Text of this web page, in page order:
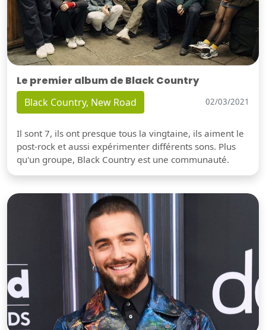
Le premier album de Black Country
Black Country, New Road 02/03/2021
Il sont 7, ils ont presque tous la vingtaine, ils aiment le
post-rock et aussi expérimenter différents sons. Plus
qu'un groupe, Black Country est une communauté.